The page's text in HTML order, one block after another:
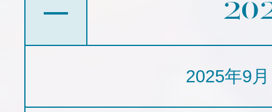
2025年9月